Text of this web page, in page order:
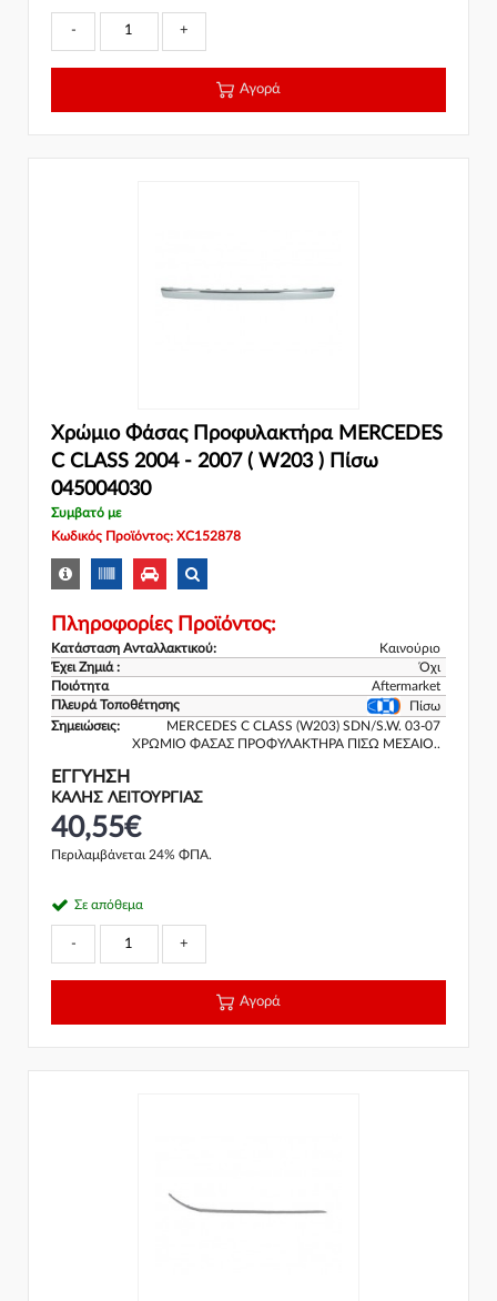
- +
Αγορά
Χρώμιο Φάσας Προφυλακτήρα MERCEDES
C CLASS 2004 - 2007 ( W203 ) Πίσω
045004030
Συμβατό με
Κωδικός Προϊόντος: XC152878
Πληροφορίες Προϊόντος:
Κατάσταση Ανταλλακτικού:
Καινούριο
Έχει Ζημιά :
Όχι
Ποιότητα
Aftermarket
Πλευρά Τοποθέτησης
Πίσω
Σημειώσεις:
MERCEDES C CLASS (W203) SDN/S.W. 03-07
ΧΡΩΜΙΟ ΦΑΣΑΣ ΠΡΟΦΥΛΑΚΤΗΡΑ ΠΙΣΩ ΜΕΣΑΙΟ..
ΕΓΓΎΗΣΗ
ΚΑΛΗΣ ΛΕΙΤΟΥΡΓΙΑΣ
40,55€
Περιλαμβάνεται 24% ΦΠΑ.
Σε απόθεμα
- +
Αγορά